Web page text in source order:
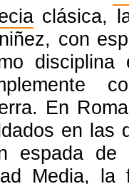
clásica,
con
En
en las
espada de
Media,